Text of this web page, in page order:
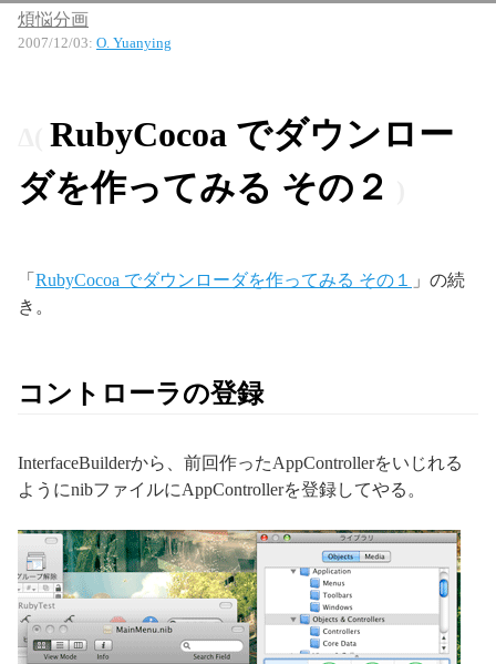
煩悩分画
2007/12/03: O. Yuanying
RubyCocoa でダウンロー
ダを作ってみる その２
「 RubyCocoa でダウンローダを作ってみる その１
」の続
き。
コントローラの登録
InterfaceBuilderから、前回作ったAppControllerをいじれる
ようにnibファイルにAppControllerを登録してやる。